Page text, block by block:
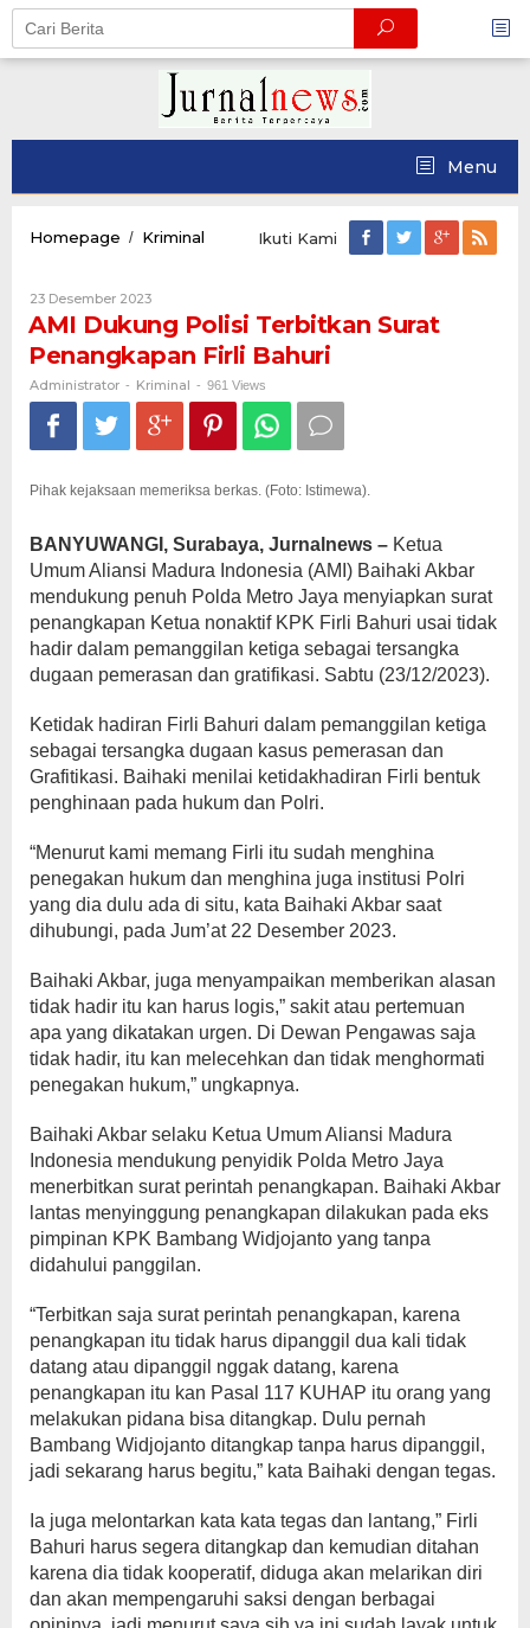
Skip
content
Menu
Homepage / Kriminal
Surat
Penangkapan
Firli
Bahuri
Ikuti Kami
23 Desember 2023Oleh
Administrator
AMI Dukung Polisi Terbitkan Surat
Penangkapan Firli Bahuri
Administrator - Kriminal - 961 Views
Pihak kejaksaan memeriksa berkas. (Foto: Istimewa).
BANYUWANGI, Surabaya, Jurnalnews – Ketua
Umum Aliansi Madura Indonesia (AMI) Baihaki Akbar
mendukung penuh Polda Metro Jaya menyiapkan surat
penangkapan Ketua nonaktif KPK Firli Bahuri usai tidak
hadir dalam pemanggilan ketiga sebagai tersangka
dugaan pemerasan dan gratifikasi. Sabtu (23/12/2023).
Ketidak hadiran Firli Bahuri dalam pemanggilan ketiga
sebagai tersangka dugaan kasus pemerasan dan
Grafitikasi. Baihaki menilai ketidakhadiran Firli bentuk
penghinaan pada hukum dan Polri.
“Menurut kami memang Firli itu sudah menghina
penegakan hukum dan menghina juga institusi Polri
yang dia dulu ada di situ, kata Baihaki Akbar saat
dihubungi, pada Jum’at 22 Desember 2023.
Baihaki Akbar, juga menyampaikan memberikan alasan
tidak hadir itu kan harus logis,” sakit atau pertemuan
apa yang dikatakan urgen. Di Dewan Pengawas saja
tidak hadir, itu kan melecehkan dan tidak menghormati
penegakan hukum,” ungkapnya.
Baihaki Akbar selaku Ketua Umum Aliansi Madura
Indonesia mendukung penyidik Polda Metro Jaya
menerbitkan surat perintah penangkapan. Baihaki Akbar
lantas menyinggung penangkapan dilakukan pada eks
pimpinan KPK Bambang Widjojanto yang tanpa
didahului panggilan.
“Terbitkan saja surat perintah penangkapan, karena
penangkapan itu tidak harus dipanggil dua kali tidak
datang atau dipanggil nggak datang, karena
penangkapan itu kan Pasal 117 KUHAP itu orang yang
melakukan pidana bisa ditangkap. Dulu pernah
Bambang Widjojanto ditangkap tanpa harus dipanggil,
jadi sekarang harus begitu,” kata Baihaki dengan tegas.
Ia juga melontarkan kata kata tegas dan lantang,” Firli
Bahuri harus segera ditangkap dan kemudian ditahan
karena dia tidak kooperatif, diduga akan melarikan diri
dan akan mempengaruhi saksi dengan berbagai